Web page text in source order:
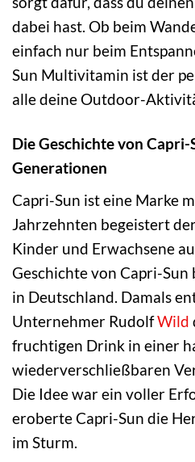
dabei hast. Ob beim
einfach nur beim
Sun Multivitamin ist der
alle deine Outdoor-
Die Geschichte von Capri-
Generationen
Capri-Sun ist eine Marke
Jahrzehnten begeistert
Kinder und Erwachsene
Geschichte von Capri-Sun
in Deutschland. Damals
Unternehmer RudolfWild
fruchtigen Drink in einer
wiederverschließbaren
Die Idee war ein voller
eroberte Capri-Sun die
im Sturm.